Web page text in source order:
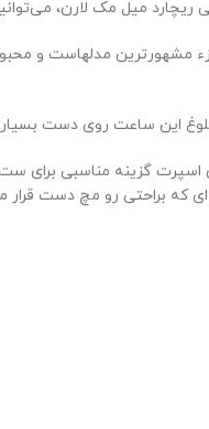
میل مک لارن،
مدلهاست و
ساعت روی دست بسیار
اسپرت گزینه مناسبی
که براحتی رو مچ دست قرار